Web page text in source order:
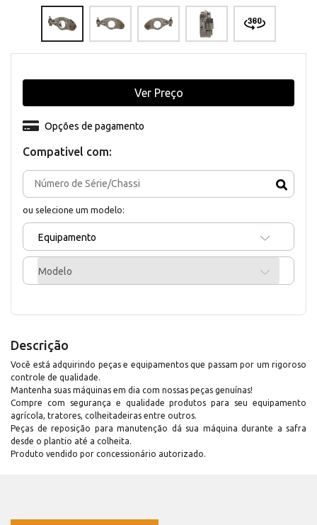
Compativel com:
ou selecione um modelo:
Equipamento
Modelo
Opções de pagamento
Ver Preço
Descrição
Você está adquirindo peças e equipamentos que passam por um rigoroso
controle de qualidade.
Mantenha suas máquinas em dia com nossas peças genuínas!
Compre com segurança e qualidade produtos para seu equipamento
agrícola, tratores, colheitadeiras entre outros.
Peças de reposição para manutenção dá sua máquina durante a safra
desde o plantio até a colheita.
Produto vendido por concessionário autorizado.